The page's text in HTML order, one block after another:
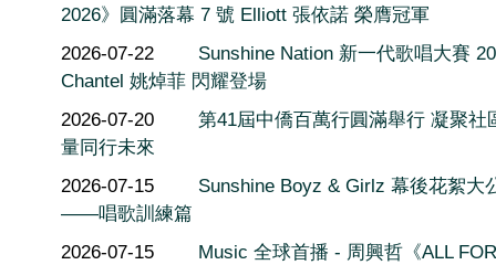
2026》圓滿落幕 7 號 Elliott 張依諾 榮膺冠軍
2026-07-22
Sunshine Nation 新一代歌唱大賽
Chantel 姚焯菲 閃耀登場
2026-07-20
第41屆中僑百萬行圓滿舉行 凝聚社
量同行未來
2026-07-15
Sunshine Boyz & Girlz 幕後花絮大
——唱歌訓練篇
2026-07-15
Music 全球首播 - 周興哲《ALL FOR